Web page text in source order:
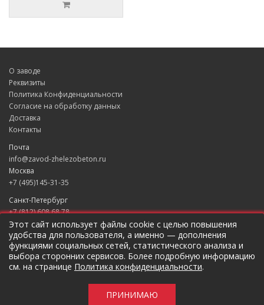
О заводе
Реквизиты
Политика Конфиденциальности
Согласие на обработку данных
Доставка
Контакты
Почта
info@zavod-zhelezobeton.ru
Москва
+7 (495)145-31-35
Санкт-Петербург
+7 (812) 608 68 78
Екатеринбург
+7 (343) 235 49 31
Краснодар
+7 (861) 205 79 37
Этот сайт использует файлы cookie с целью повышения
удобства для пользователя, а именно — дополнения
функциями социальных сетей, статистического анализа и
выбора сторонних сервисов. Более подробную информацию
см. на странице Политика конфиденциальности.
ПРИНИМАЮ